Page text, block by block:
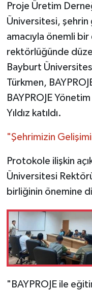
Proje Üretim
Üniversitesi, şehrin
amacıyla önemli
rektörlüğünde
Bayburt
Türkmen,
BAYPROJE
Yıldız katıldı.
"Şehrimizin
Protokole ilişkin
Üniversitesi
birliğinin önemine
"BAYPROJE ile